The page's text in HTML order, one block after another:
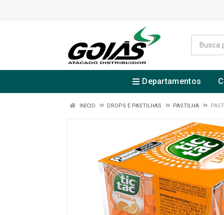
Departamentos
INÍCIO DROPS E PASTILHAS PASTILHA